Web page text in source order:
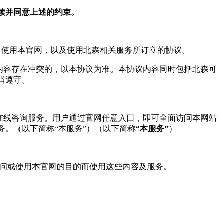
同意上述的约束。
用本官网，以及使用北森相关服务所订立的协议。
存在冲突的，以本协议为准。本协议内容同时包括北森可
守。
咨询服务。用户通过官网任意入口，即可全面访问本网站
（以下简称“本服务”）（以下简称“本服务”）
使用本官网的目的而使用这些内容及服务。